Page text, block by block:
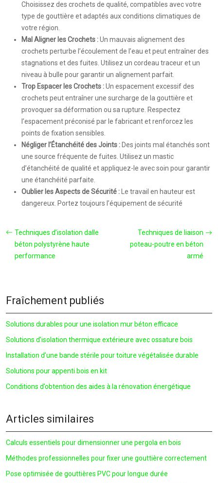
Choisissez des crochets de qualité, compatibles avec votre
type de gouttière et adaptés aux conditions climatiques de
votre région.
Mal Aligner les Crochets :Un mauvais alignement des
crochets perturbe l’écoulement de l’eau et peut entraîner des
stagnations et des fuites. Utilisez un cordeau traceur et un
niveau à bulle pour garantir un alignement parfait.
Trop Espacer les Crochets :Un espacement excessif des
crochets peut entraîner une surcharge de la gouttière et
provoquer sa déformation ou sa rupture. Respectez
l’espacement préconisé par le fabricant et renforcez les
points de fixation sensibles.
Négliger l’Étanchéité des Joints : Des joints mal étanchés sont
une source fréquente de fuites. Utilisez un mastic
d’étanchéité de qualité et appliquez-le avec soin pour garantir
une étanchéité parfaite.
Oublier les Aspects de Sécurité :
Le travail en hauteur est
dangereux. Portez toujours l’équipement de sécurité
Techniques d’isolation dalle
béton polystyrène haute
performance
Techniques de liaison
poteau-poutre en béton
armé
Fraîchement publiés
Solutions durables pour une isolation mur béton efficace
Solutions d’isolation thermique extérieure avec ossature bois
Installation d’une bande stérile pour toiture végétalisée durable
Solutions pour appenti bois en kit
Conditions d’obtention des aides à la rénovation énergétique
Articles similaires
Calculs essentiels pour dimensionner une pergola en bois
Méthodes professionnelles pour fixer une gouttière correctement
Pose optimisée de gouttières PVC pour longue durée